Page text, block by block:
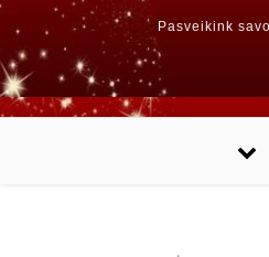
Pasveikink